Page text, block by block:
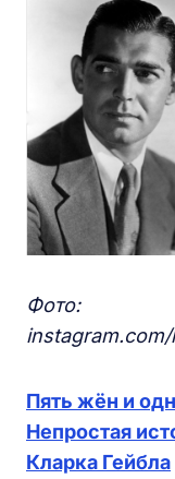
Фото:
Пять жён и
Непростая
Кларка Гейбла